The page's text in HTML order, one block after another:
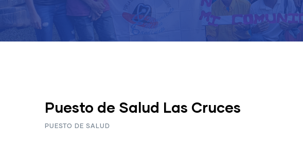
Puesto de Salud Las Cruces
PUESTO DE SALUD